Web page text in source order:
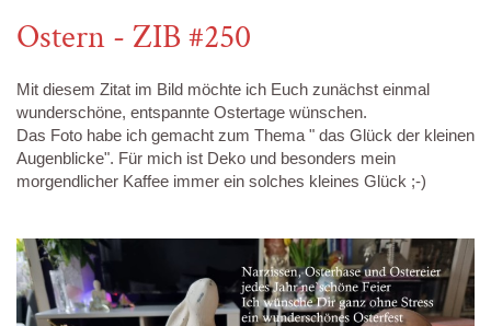
Ostern - ZIB #250
Mit diesem Zitat im Bild möchte ich Euch zunächst einmal
wunderschöne, entspannte Ostertage wünschen.
Das Foto habe ich gemacht zum Thema " das Glück der kleinen
Augenblicke". Für mich ist Deko und besonders mein
morgendlicher Kaffee immer ein solches kleines Glück ;-)